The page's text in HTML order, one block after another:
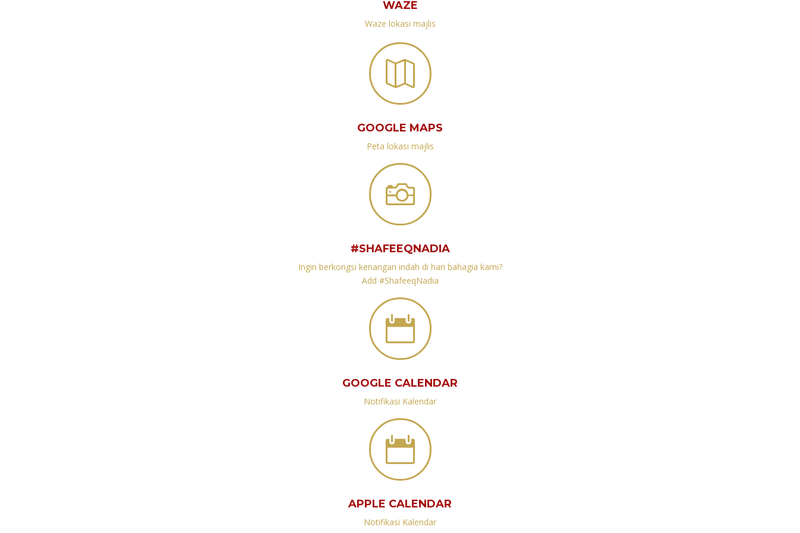
WAZE
Waze lokasi majlis

GOOGLE MAPS
Peta lokasi majlis

#SHAFEEQNADIA
Ingin berkongsi kenangan indah di hari bahagia kami?
Add #ShafeeqNadia

GOOGLE CALENDAR
Notifikasi Kalendar

APPLE CALENDAR
Notifikasi Kalendar